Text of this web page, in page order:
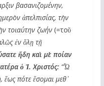
βασανιζομένην,
ἀπελπισίας, τὴν
τοιαύτην ζωήν (=τοῦ
ἐν ὅλῃ τῇ
ἤδη καὶ μὲ ποίαν
ὁ Ἰ. Χριστός:“Ὦ
ἕως πότε ἔσομαι μεθ᾽